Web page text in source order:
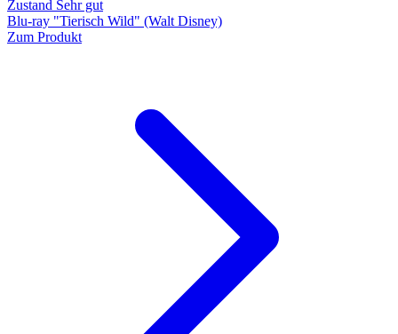
Zustand Sehr gut
Blu-ray "Tierisch Wild" (Walt Disney)
Zum Produkt